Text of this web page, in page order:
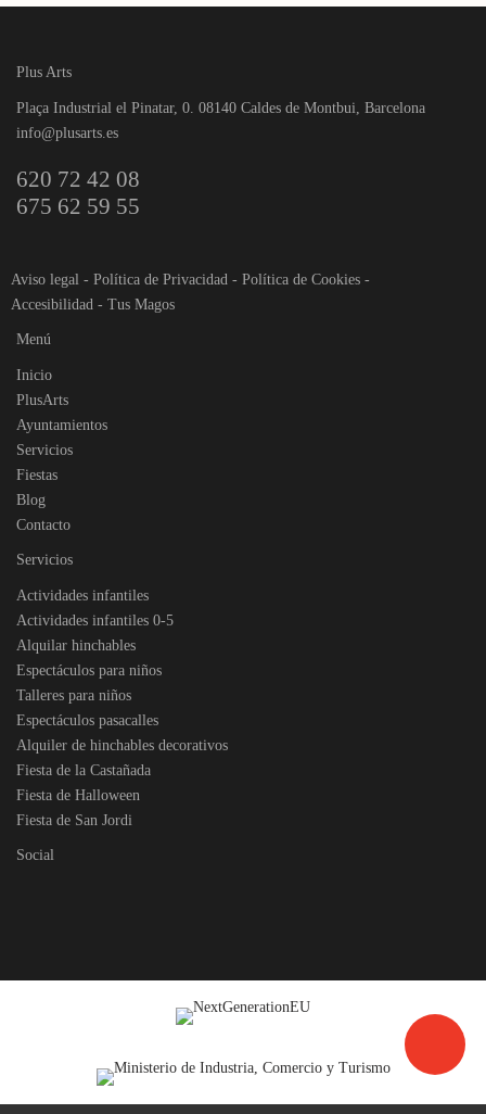
Plus Arts
Plaça Industrial el Pinatar, 0. 08140 Caldes de Montbui, Barcelona
info@plusarts.es
620 72 42 08
675 62 59 55
Aviso legal - Política de Privacidad - Política de Cookies -
Accesibilidad - Tus Magos
Menú
Inicio
PlusArts
Ayuntamientos
Servicios
Fiestas
Blog
Contacto
Servicios
Actividades infantiles
Actividades infantiles 0-5
Alquilar hinchables
Espectáculos para niños
Talleres para niños
Espectáculos pasacalles
Alquiler de hinchables decorativos
Fiesta de la Castañada
Fiesta de Halloween
Fiesta de San Jordi
Social